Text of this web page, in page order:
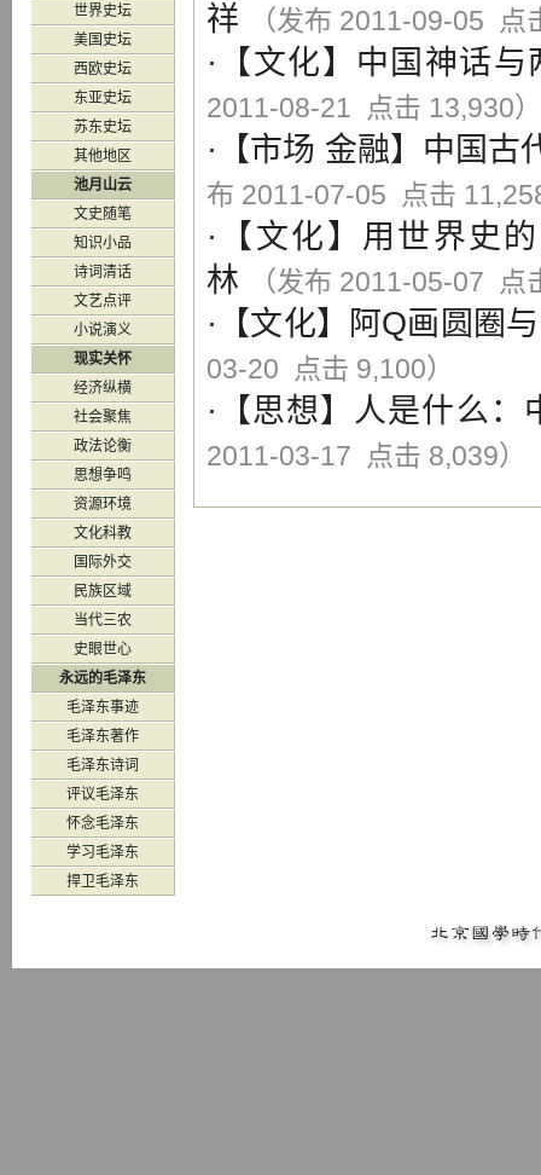
祥
（发布 2011-09-05 点
·【 文化 】 中国神话与
2011-08-21 点击 13,930）
·【市场 金融】 中国古
布 2011-07-05 点击
·【 文化 】 用世界史
林
（发布 2011-05-07 点
·【文化】 阿Q画圆圈
03-20 点击 9,100）
·【思想】 人是什么：
2011-03-17 点击 8,039）
世界史坛
美国史坛
西欧史坛
东亚史坛
苏东史坛
其他地区
池月山云
文史随笔
知识小品
诗词清话
文艺点评
小说演义
现实关怀
经济纵横
社会聚焦
政法论衡
思想争鸣
资源环境
文化科教
国际外交
民族区域
当代三农
史眼世心
永远的毛泽东
毛泽东事迹
毛泽东著作
毛泽东诗词
评议毛泽东
怀念毛泽东
学习毛泽东
捍卫毛泽东